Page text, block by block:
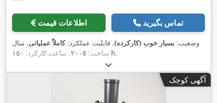
اطلاعات قیمت تماس بگیرید
وضعیت: بسیار خوب (کارکرده), قابلیت عملکرد:کاملاً عملیاتی, سال
ساخت: ۲۰۰۵, ساعت کارکرد: ۱۵۰ h,
آگهی کوچک